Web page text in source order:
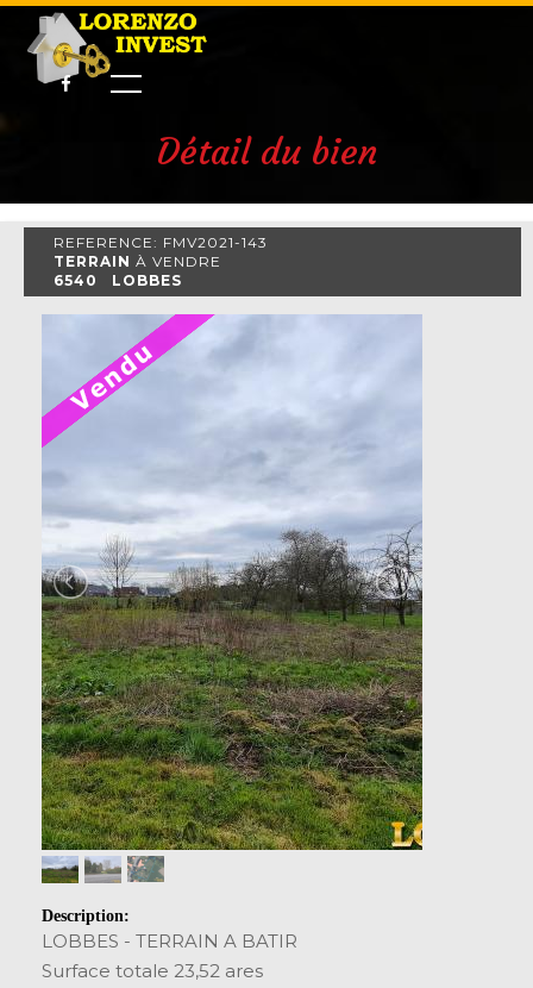
Détail du bien
REFERENCE: FMV2021-143
TERRAIN À VENDRE
6540 LOBBES
Description:
LOBBES - TERRAIN A BATIR
Surface totale 23,52 ares